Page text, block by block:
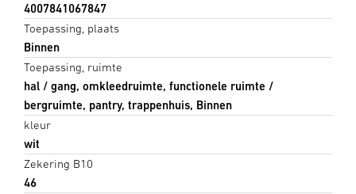
4007841067847
Toepassing, plaats
Binnen
Toepassing, ruimte
hal / gang, omkleedruimte, functionele ruimte /
bergruimte, pantry, trappenhuis, Binnen
kleur
wit
Zekering B10
46